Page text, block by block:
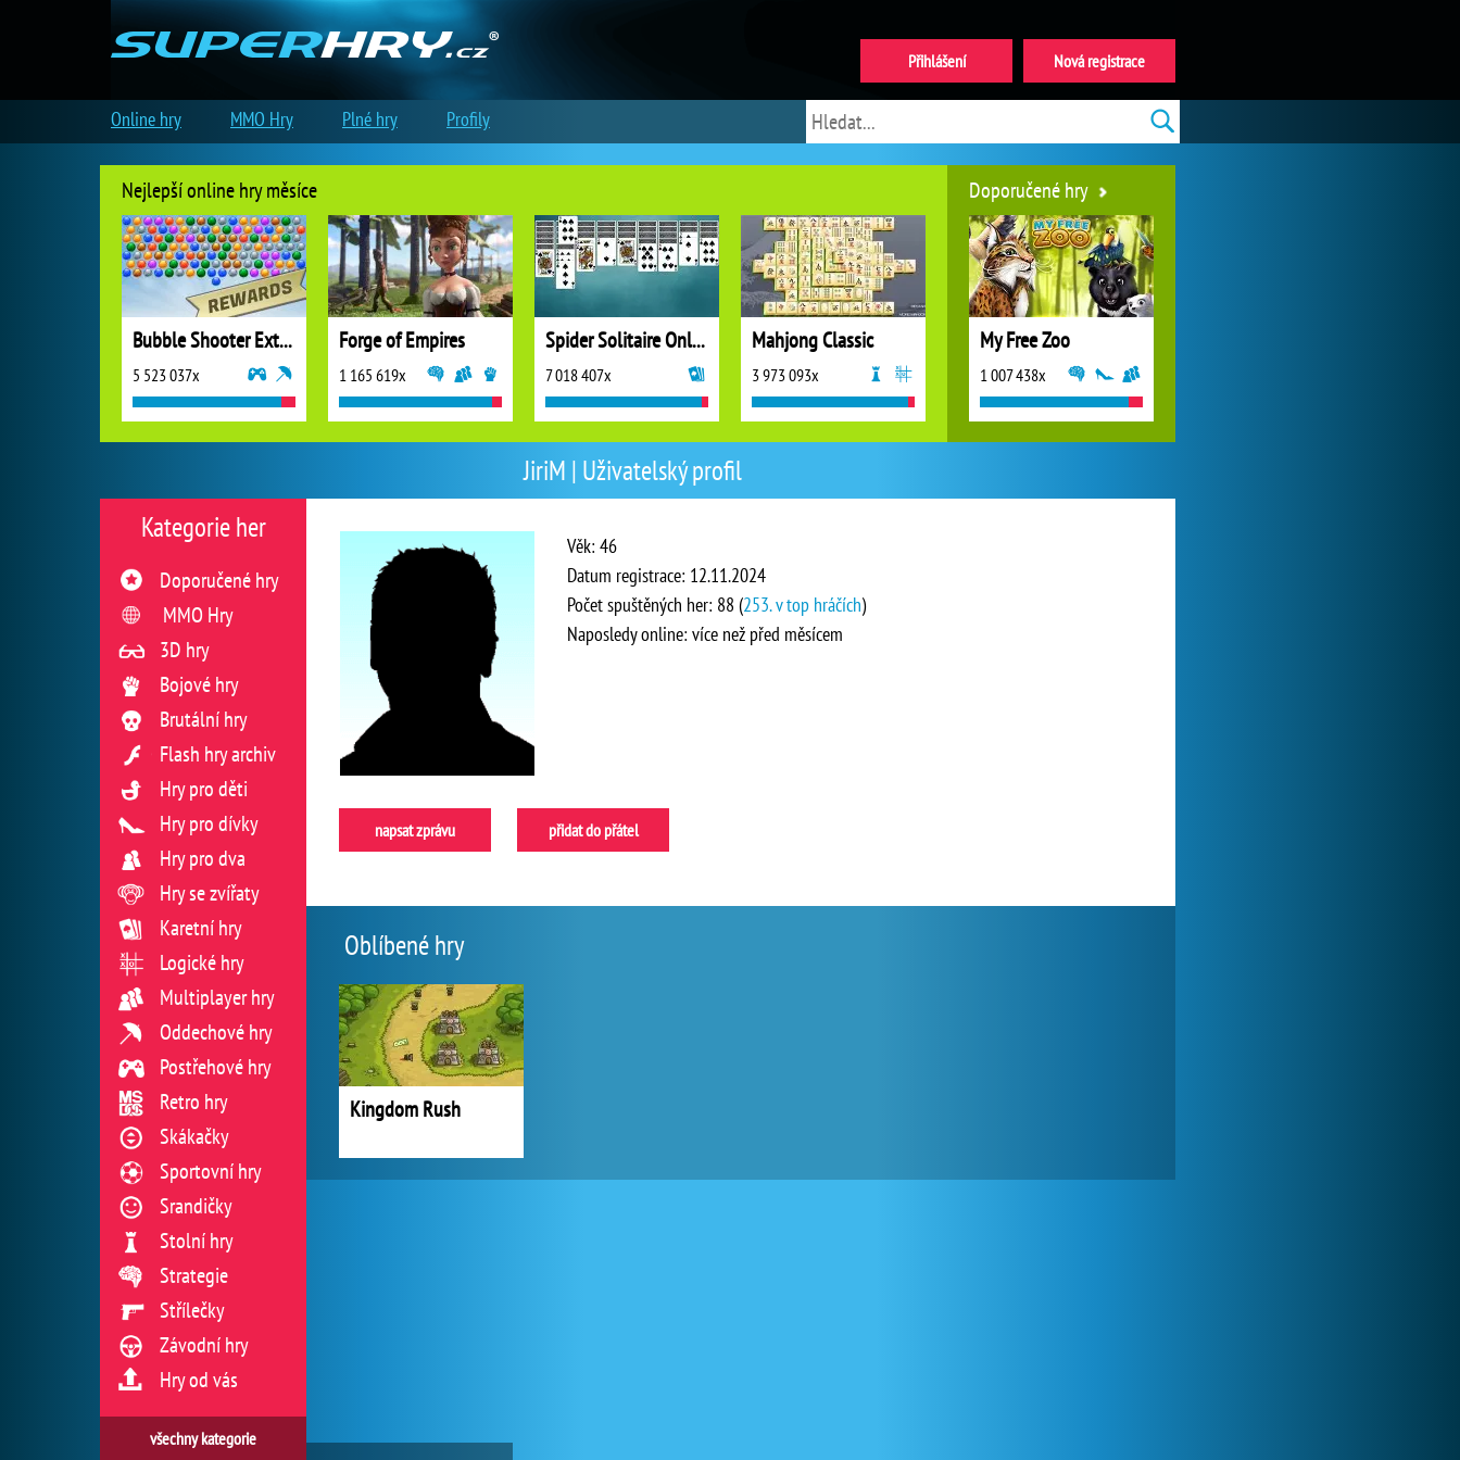
JiriM | Uživatelský profil
Věk: 46
Datum registrace: 12.11.2024
Počet spuštěných her: 88 (253. v top hráčích)
Naposledy online: více než před měsícem
napsat zprávu přidat do přátel
Oblíbené hry
Kingdom Rush
Kategorie her
Doporučené hry
MMO Hry
3D hry
Bojové hry
Brutální hry
Flash hry archiv
Hry pro děti
Hry pro dívky
Hry pro dva
Hry se zvířaty
Karetní hry
Logické hry
Multiplayer hry
Oddechové hry
Postřehové hry
Retro hry
Skákačky
Sportovní hry
Srandičky
Stolní hry
Strategie
Střílečky
Závodní hry
Hry od vás
všechny kategorie
Nejlepší online hry měsíce
Bubble Shooter Extreme
5 523 037x
Forge of Empires
1 165 619x
Spider Solitaire Online
7 018 407x
Mahjong Classic
3 973 093x
Doporučené hry
My Free Zoo
1 007 438x
Nová registrace
Přihlášení
Online hry MMO Hry Plné hry Profily